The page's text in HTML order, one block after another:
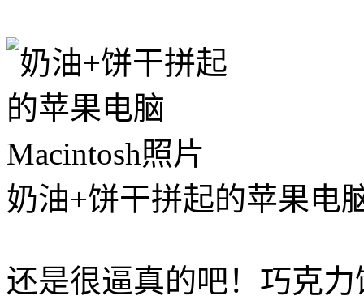
奶油+饼干拼起的苹果电
还是很逼真的吧！巧克